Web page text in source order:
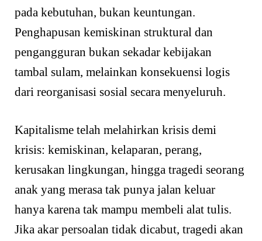
pada kebutuhan, bukan keuntungan.
Penghapusan kemiskinan struktural dan
pengangguran bukan sekadar kebijakan
tambal sulam, melainkan konsekuensi logis
dari reorganisasi sosial secara menyeluruh.
Kapitalisme telah melahirkan krisis demi
krisis: kemiskinan, kelaparan, perang,
kerusakan lingkungan, hingga tragedi seorang
anak yang merasa tak punya jalan keluar
hanya karena tak mampu membeli alat tulis.
Jika akar persoalan tidak dicabut, tragedi akan